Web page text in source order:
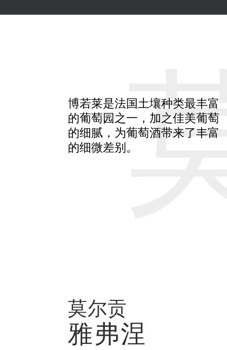
博若莱是法国土壤种类最丰富
的葡萄园之一，加之佳美葡萄
的细腻，为葡萄酒带来了丰富
的细微差别。
莫尔贡
雅弗涅